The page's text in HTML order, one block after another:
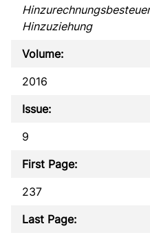
Hinzuziehung
Volume:
2016
Issue:
9
First Page:
237
Last Page: